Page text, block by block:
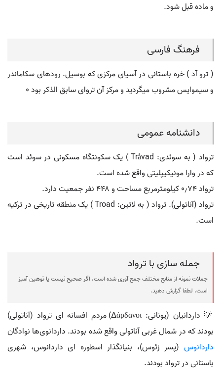
و ماده قبل شود.
فرهنگ فارسی
( ترو آد ) خره باستانی در آسیای مرکزی که بوسیل. رودهای سکاماندر
و سیموایس مشروب میگردید و مرکز آن تروای سابق الذکر بود ٠
دانشنامه عمومی
ترواد ( به سوئدی: Tråvad ) یک سکونتگاه مسکونی در سوئد است
که در وارا مونیکیپلیتی واقع شده است.
ترواد ۰٫۷۴ کیلومترمربع مساحت و ۴۴۸ نفر جمعیت دارد.
ترواد (آناتولی). ترواد ( به لاتین: Troad ) یک منطقه تاریخی در ترکیه
است.
جمله سازی با ترواد
جملات نمونه از منابع مختلف جمع آوری شده است، اگر صحیح نیست یا توهین آمیز
است، لطفا گزارش دهید.
💡 داردانیان (یونانی: Δάρδανοι) مردم افسانه ای ترواد (آناتولی)
بودند که در شمال غربی آناتولی واقع شده بودند. داردانوی‌ها نوادگان
داردانوس (پسر زئوس)، بنیانگذار اسطوره ای داردانوس، شهری
باستانی در ترواد بودند.